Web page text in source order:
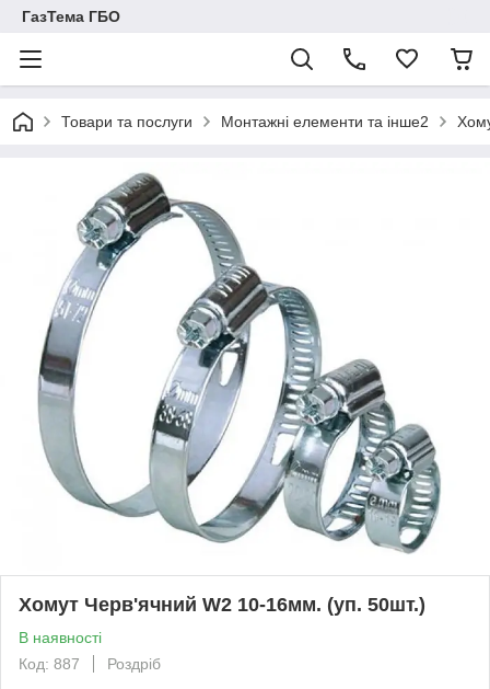
ГазТема ГБО
Товари та послуги Монтажні елементи та інше2
Хомут Черв'ячний W2 10-16мм. (уп. 50шт.)
В наявності
Код: 887
Роздріб